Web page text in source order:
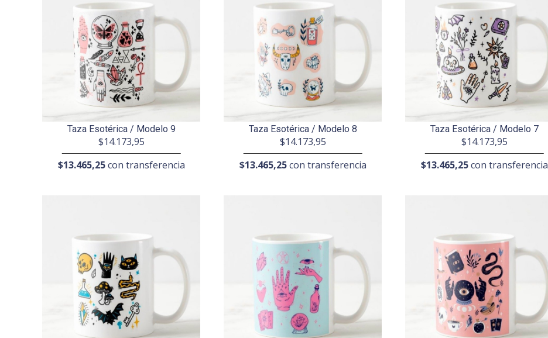
Taza Esotérica / Modelo 9
$14.173,95
$13.465,25con transferencia
Taza Esotérica / Modelo 8
$14.173,95
$13.465,25con transferencia
Taza Esotérica / Modelo 7
$14.173,95
$13.465,25con transferencia